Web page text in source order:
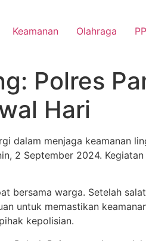
Keamanan Olahraga
Polres
Hari
dalam menjaga keamanan
2 September 2024.
bersama warga. Setelah
untuk memastikan
kepolisian.